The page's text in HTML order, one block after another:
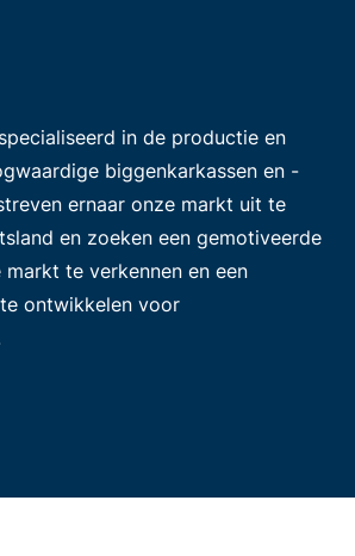
in de productie en
biggenkarkassen en -
ernaar onze markt uit te
en zoeken een gemotiveerde
te verkennen en een
ontwikkelen voor